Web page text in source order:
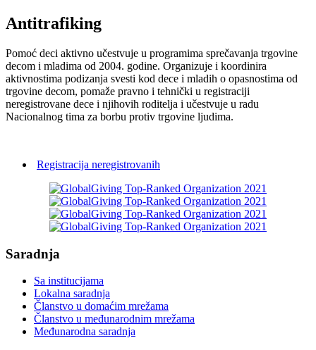
Antitrafiking
Pomoć deci aktivno učestvuje u programima sprečavanja trgovine
decom i mladima od 2004. godine. Organizuje i koordinira
aktivnostima podizanja svesti kod dece i mladih o opasnostima od
trgovine decom, pomaže pravno i tehnički u registraciji
neregistrovane dece i njihovih roditelja i učestvuje u radu
Nacionalnog tima za borbu protiv trgovine ljudima.
Registracija neregistrovanih
Saradnja
Sa institucijama
Lokalna saradnja
Članstvo u domaćim mrežama
Članstvo u međunarodnim mrežama
Međunarodna saradnja